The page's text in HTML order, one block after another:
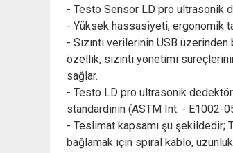
- Testo Sensor LD pro ultrasonik
- Yüksek hassasiyeti, ergonomik
- Sızıntı verilerinin USB
özellik, sızıntı yönetimi
sağlar.
- Testo LD pro ultrasonik
standardının (ASTM Int. - E1002-
- Teslimat kapsamı şu şekildedir;
bağlamak için spiral kablo, uzunluk